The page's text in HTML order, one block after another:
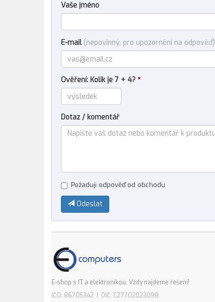
Vaše jméno
E-mail (nepovinný, pro upozornění na odpověď)
Ověření: Kolik je 7 + 4? *
Dotaz / komentář
Požaduji odpověď od obchodu
Odeslat
E-shop s IT a elektronikou. Vždy najdeme řešení!
IČO: 86705342 | DIČ: CZ7702023098